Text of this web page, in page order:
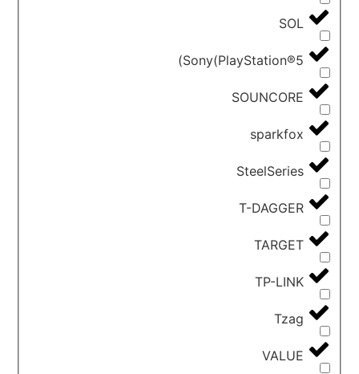
SOL
Sony(PlayStation®5)
SOUNCORE
sparkfox
SteelSeries
T-DAGGER
TARGET
TP-LINK
Tzag
VALUE